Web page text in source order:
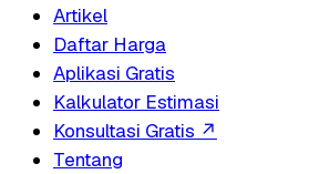
Artikel
Daftar Harga
Aplikasi Gratis
Kalkulator Estimasi
Konsultasi Gratis ↗
Tentang